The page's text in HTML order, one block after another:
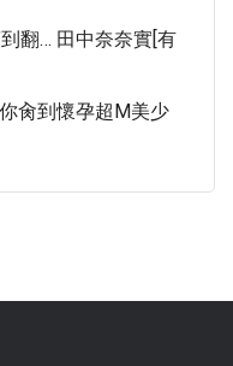
翻… 田中奈奈實[有
肏到懷孕超M美少